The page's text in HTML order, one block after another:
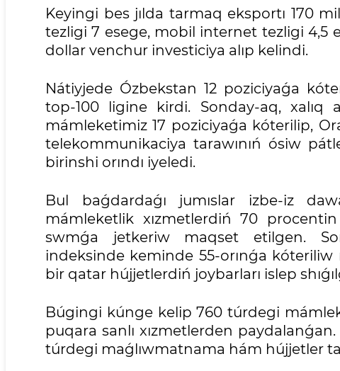
Keyingi bes jılda tarmaq eksportı 170
tezligi 7 esege, mobil internet tezligi 4,5
dollar venchur investiciya alıp kelindi.
Nátiyjede Ózbekstan 12 poziciyaǵa
top-100 ligine kirdi. Sonday-aq, xalıq
mámleketimiz 17 poziciyaǵa kóterilip,
telekommunikaciya tarawınıń ósiw
birinshi orındı iyeledi.
Bul baǵdardaǵı jumıslar izbe-iz
mámleketlik xızmetlerdiń 70
swmǵa jetkeriw maqset etilgen.
indeksinde keminde 55-orınǵa kóteriliw
bir qatar hújjetlerdiń joybarları islep
Búgingi kúnge kelip 760 túrdegi
puqara sanlı xızmetlerden
túrdegi maǵlıwmatnama hám hújjetler